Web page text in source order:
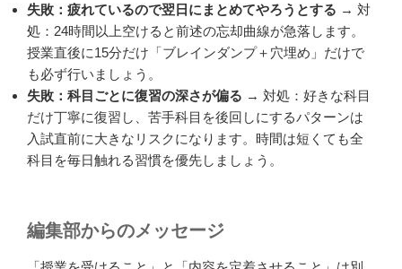
失敗：疲れているので翌日にまとめてやろうとする → 対
処：24時間以上空けると前述の忘却曲線が急落します。
授業直後に15分だけ「ブレインダンプ＋穴埋め」だけで
も必ず行いましょう。
失敗：科目ごとに復習の深さが偏る → 対処：好きな科目
だけ丁寧に復習し、苦手科目を後回しにするパターンは
入試直前に大きなリスクになります。時間は短くても全
科目を毎日触れる習慣を優先しましょう。
編集部からのメッセージ